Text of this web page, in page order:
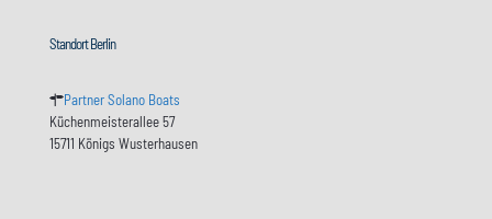
Standort Berlin
Partner Solano Boats
Küchenmeisterallee 57
15711 Königs Wusterhausen